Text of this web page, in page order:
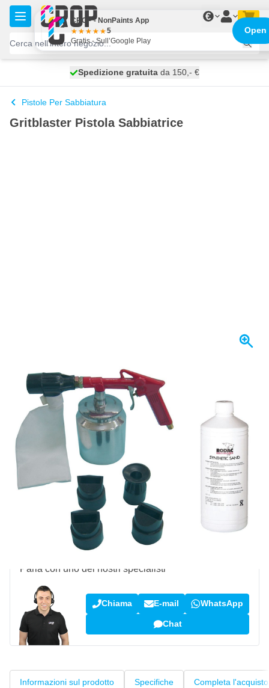
Salta al contenuto
€
spedito domani
Spedizione gratuita da 150,- €
100 giorni
Pistole Per Sabbiatura
Gritblaster Pistola Sabbiatrice
107,23 € incl. IVA
Quantità
Aggiungi al Carrello
Ordina entro le 23:59,
spedito domani
Spedizione gratuita
da 150,- €
per resi & cambi
Recensioni dei clienti:
4,58/5 (7.078 recensioni)
Domanda su questo prodotto?
Parla con uno dei nostri specialisti
Chiama E-mail WhatsApp
Chat
Informazioni sul prodotto Specifiche Completa l'acquisto
CROP - NonPaints App
5
Gratis - Sull’Google Play
Open